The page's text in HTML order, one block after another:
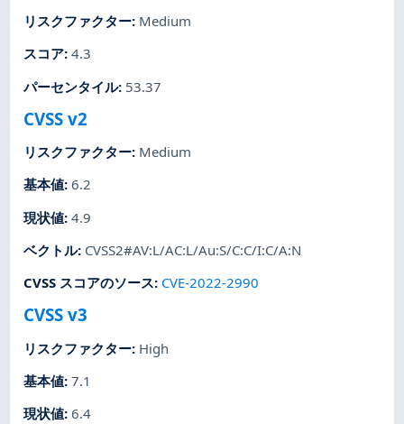
リスクファクター: Medium
スコア:4.3
パーセンタイル: 53.37
CVSS v2
リスクファクター: Medium
基本値:6.2
現状値:4.9
ベクトル: CVSS2#AV:L/AC:L/Au:S/C:C/I:C/A:N
CVSS スコアのソース: CVE-2022-2990
CVSS v3
リスクファクター: High
基本値:7.1
現状値:6.4